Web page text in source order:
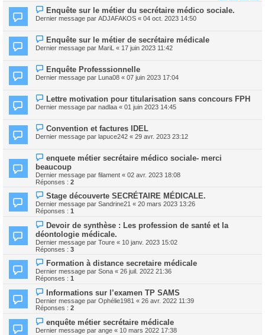
Enquête sur le métier du secrétaire médico sociale.
Dernier message par ADJAFAKOS « 04 oct. 2023 14:50
Enquête sur le métier de secrétaire médicale
Dernier message par MariL « 17 juin 2023 11:42
Enquête Professsionnelle
Dernier message par Luna08 « 07 juin 2023 17:04
Lettre motivation pour titularisation sans concours FPH
Dernier message par nadlaa « 01 juin 2023 14:45
Convention et factures IDEL
Dernier message par lapuce242 « 29 avr. 2023 23:12
enquete métier secrétaire médico sociale- merci
beaucoup
Dernier message par filament « 02 avr. 2023 18:08
Réponses : 2
Stage découverte SECRÉTAIRE MÉDICALE.
Dernier message par Sandrine21 « 20 mars 2023 13:26
Réponses : 1
Devoir de synthèse : Les profession de santé et la
déontologie médicale.
Dernier message par Toure « 10 janv. 2023 15:02
Réponses : 3
Formation à distance secretaire médicale
Dernier message par Sona « 26 juil. 2022 21:36
Réponses : 1
Informations sur l’examen TP SAMS
Dernier message par Ophélie1981 « 26 avr. 2022 11:39
Réponses : 2
enquête métier secrétaire médicale
Dernier message par ange « 10 mars 2022 17:38